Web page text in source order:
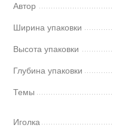
Автор
Ширина упаковки
Высота упаковки
Глубина упаковки
Темы
Иголка